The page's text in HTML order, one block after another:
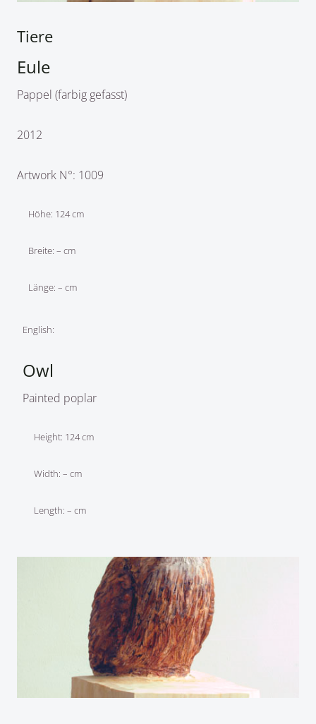
Tiere
Eule
Pappel (farbig gefasst)
2012
Artwork N°: 1009
Höhe: 124 cm
Breite: – cm
Länge: – cm
English:
Owl
Painted poplar
Height: 124 cm
Width: – cm
Length: – cm